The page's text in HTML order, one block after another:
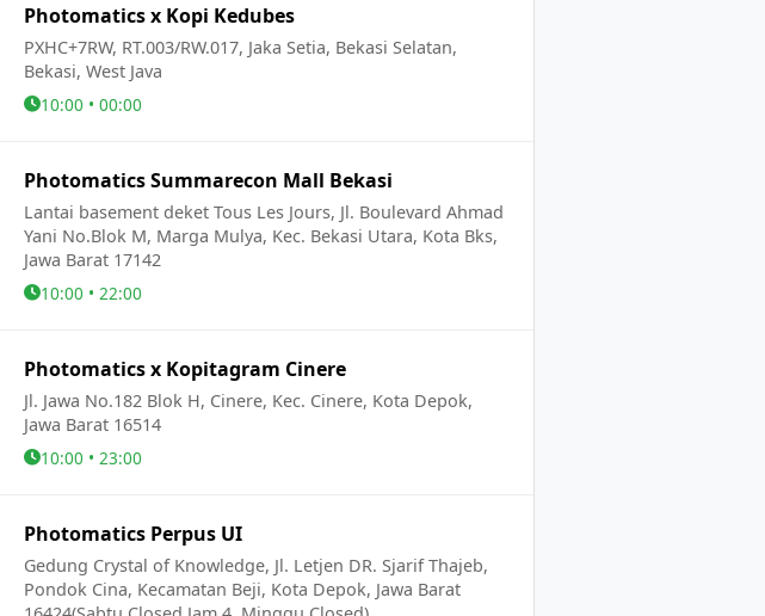
Photomatics x Kopi Kedubes
PXHC+7RW, RT.003/RW.017, Jaka Setia, Bekasi Selatan,
Bekasi, West Java
10:00 • 00:00
Photomatics Summarecon Mall Bekasi
Lantai basement deket Tous Les Jours, Jl. Boulevard Ahmad
Yani No.Blok M, Marga Mulya, Kec. Bekasi Utara, Kota Bks,
Jawa Barat 17142
10:00 • 22:00
Photomatics x Kopitagram Cinere
Jl. Jawa No.182 Blok H, Cinere, Kec. Cinere, Kota Depok,
Jawa Barat 16514
10:00 • 23:00
Photomatics Perpus UI
Gedung Crystal of Knowledge, Jl. Letjen DR. Sjarif Thajeb,
Pondok Cina, Kecamatan Beji, Kota Depok, Jawa Barat